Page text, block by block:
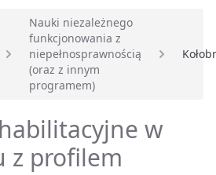
Nauki niezależnego
funkcjonowania z
niepełnosprawnością
(oraz z innym
programem)
w
z profilem